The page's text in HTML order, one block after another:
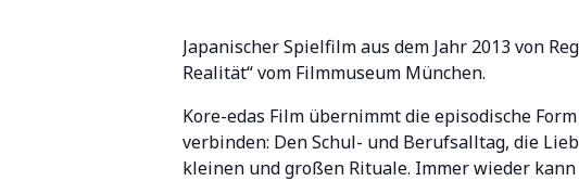
Japanischer Spielfilm aus dem Jahr 2013 von
Realität“ vom Filmmuseum München.
Kore-edas Film übernimmt die episodische
verbinden: Den Schul- und Berufsalltag, die
kleinen und großen Rituale. Immer wieder